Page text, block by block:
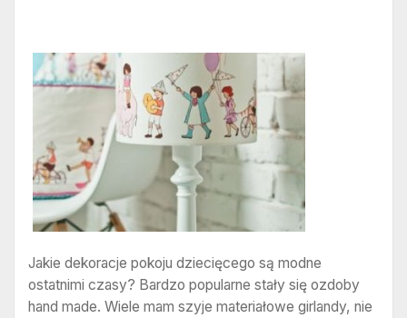
Jakie dekoracje pokoju dziecięcego są modne
ostatnimi czasy? Bardzo popularne stały się ozdoby
hand made. Wiele mam szyje materiałowe girlandy, nie